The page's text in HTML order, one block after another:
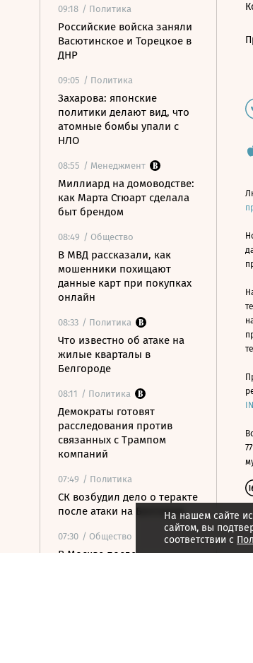
09:18 / Политика
Российские войска заняли
Васютинское и Торецкое в
ДНР
09:05 / Политика
Захарова: японские
политики делают вид, что
атомные бомбы упали с
НЛО
08:55 / Менеджмент
Миллиард на домоводстве:
как Марта Стюарт сделала
быт брендом
08:49 / Общество
В МВД рассказали, как
мошенники похищают
данные карт при покупках
онлайн
08:33 / Политика
Что известно об атаке на
жилые кварталы в
Белгороде
08:11 / Политика
Демократы готовят
расследования против
связанных с Трампом
компаний
07:49 / Политика
СК возбудил дело о теракте
после атаки на Белгород
07:30 / Общество
В Москве после
На нашем сайте
сайтом, вы
соответствии с